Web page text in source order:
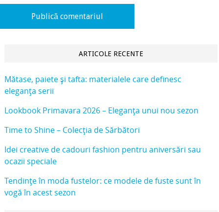
ARTICOLE RECENTE
Mătase, paiete și tafta: materialele care definesc
eleganța serii
Lookbook Primavara 2026 – Eleganța unui nou sezon
Time to Shine – Colecția de Sărbători
Idei creative de cadouri fashion pentru aniversări sau
ocazii speciale
Tendințe în moda fustelor: ce modele de fuste sunt în
vogă în acest sezon